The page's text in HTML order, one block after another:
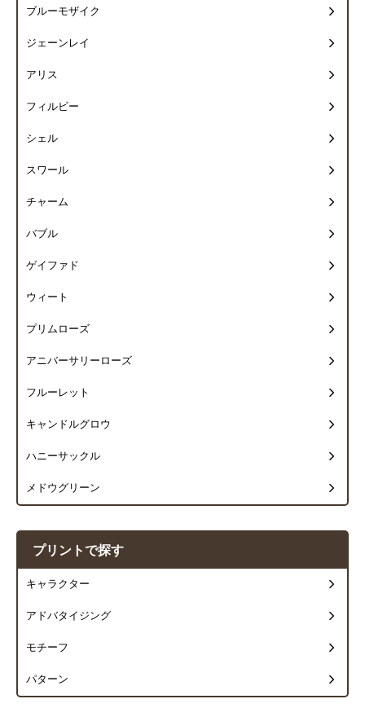
ブルーモザイク
ジェーンレイ
アリス
フィルビー
シェル
スワール
チャーム
バブル
ゲイファド
ウィート
プリムローズ
アニバーサリーローズ
フルーレット
キャンドルグロウ
ハニーサックル
メドウグリーン
プリントで探す
キャラクター
アドバタイジング
モチーフ
パターン